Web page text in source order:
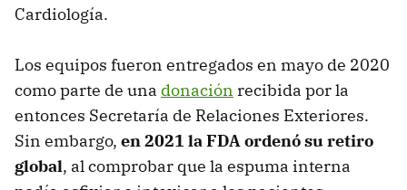
Cardiología.
Los equipos fueron entregados en mayo de 2020
como parte de una donación recibida por la
entonces Secretaría de Relaciones Exteriores.
Sin embargo, en 2021 la FDA ordenó su retiro
global, al comprobar que la espuma interna